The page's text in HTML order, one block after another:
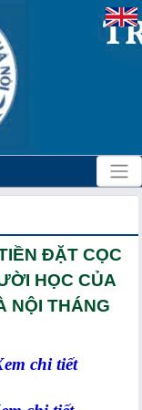
ĐẶT CỌC
HỌC CỦA
NỘI THÁNG
chi tiết